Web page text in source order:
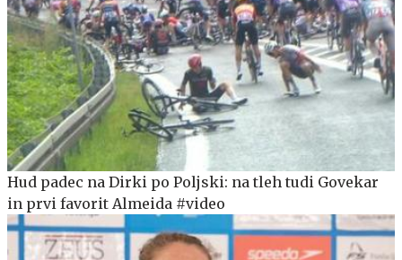
Hud padec na Dirki po Poljski: na tleh tudi Govekar
in prvi favorit Almeida #video